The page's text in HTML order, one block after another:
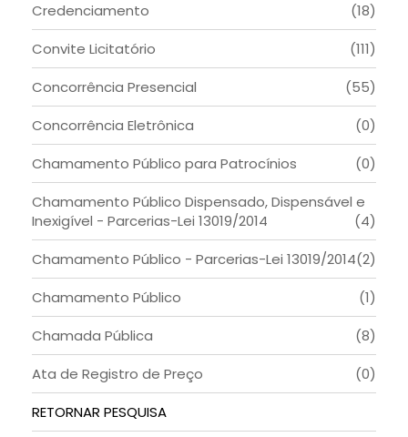
Credenciamento
(18)
Convite Licitatório
(111)
Concorrência Presencial
(55)
Concorrência Eletrônica
(0)
Chamamento Público para Patrocínios
(0)
Chamamento Público Dispensado, Dispensável e
Inexigível - Parcerias-Lei 13019/2014
(4)
Chamamento Público - Parcerias-Lei 13019/2014(2)
Chamamento Público
(1)
Chamada Pública
(8)
Ata de Registro de Preço
(0)
RETORNAR PESQUISA